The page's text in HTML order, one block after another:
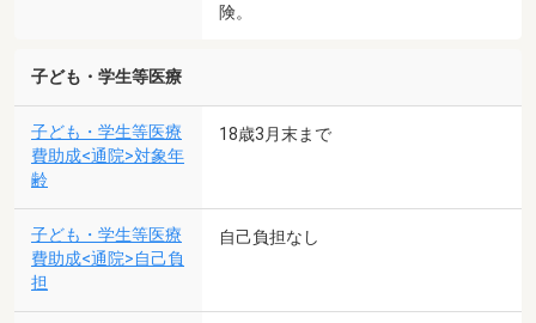
険。
子ども・学生等医療
子ども・学生等医療
費助成<通院>対象年
齢
18歳3月末まで
子ども・学生等医療
費助成<通院>自己負
担
自己負担なし